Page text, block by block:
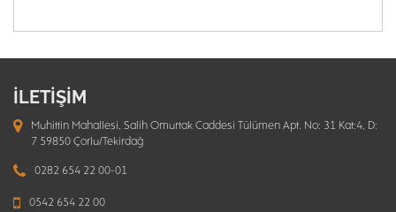
İLETİŞİM
Muhittin Mahallesi, Salih Omurtak Caddesi Tülümen Apt. No: 31 Kat:4, D:
7 59850 Çorlu/Tekirdağ
0282 654 22 00-01
0542 654 22 00